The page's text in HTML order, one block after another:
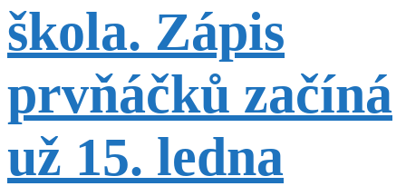
škola. Zápis
prvňáčků začíná
už 15. ledna